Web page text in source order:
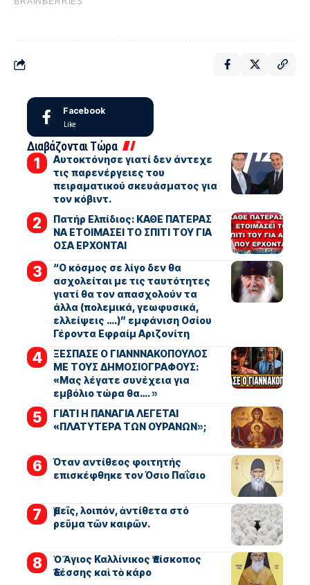
Facebook
Like
Διαβάζονται Τώρα
Αυτοκτόνησε γιατί δεν άντεχε
τις παρενέργειες του
πειραματικού σκευάσματος για
τον κόβιντ.
Πατήρ Ελπίδιος: ΚΑΘΕ ΠΑΤΕΡΑΣ
ΝΑ ΕΤΟΙΜΑΣΕΙ ΤΟ ΣΠΙΤΙ ΤΟΥ ΓΙΑ
ΟΣΑ ΕΡΧΟΝΤΑΙ
“Ο κόσμος σε λίγο δεν θα
ασχολείται με τις ταυτότητες
γιατί θα τον απασχολούν τα
άλλα (πολεμικά, γεωφυσικά,
ελλείψεις ….)” εμφάνιση Οσίου
Γέροντα Εφραίμ Αριζονίτη
ΞΕΣΠΑΣΕ Ο ΓΙΑΝΝΝΑΚΟΠΟΥΛΟΣ
ΜΕ ΤΟΥΣ ΔΗΜΟΣΙΟΓΡΑΦΟΥΣ:
«Μας λέγατε συνέχεια για
εμβόλιο τώρα θα…. »
ΓΙΑΤΙ Η ΠΑΝΑΓΙΑ ΛΕΓΕΤΑΙ
«ΠΛΑΤΥΤΕΡΑ ΤΩΝ ΟΥΡΑΝΩΝ»;
Όταν αντίθεος φοιτητής
επισκέφθηκε τον Όσιο Παΐσιο
Ἐμεῖς, λοιπόν, ἀντίθετα στό
ρεῦμα τῶν καιρῶν.
Ὁ Ἅγιος Καλλίνικος Ἐπίσκοπος
Ἐδέσσης καὶ τὸ κάρο